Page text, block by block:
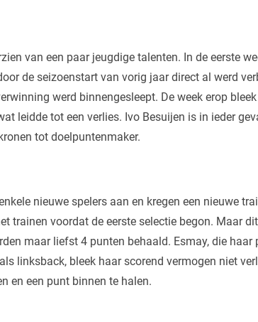
van een paar jeugdige talenten. In de eerste
de seizoenstart van vorig jaar direct al werd
werd binnengesleept. De week erop
leidde tot een verlies. Ivo Besuijen is in ieder
tot doelpuntenmaker.
nieuwe spelers aan en kregen een nieuwe
trainen voordat de eerste selectie begon. Maar
maar liefst 4 punten behaald. Esmay, die haar
linksback, bleek haar scorend vermogen niet
en een punt binnen te halen.